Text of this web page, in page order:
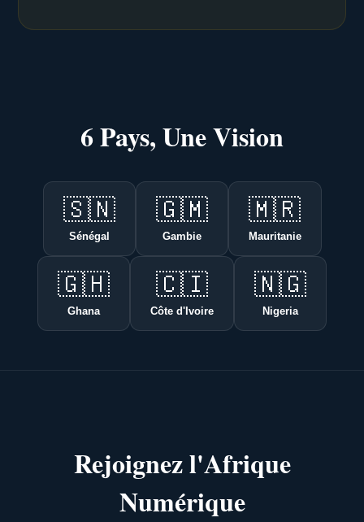
6 Pays, Une Vision
🇸🇳
Sénégal
🇬🇲
Gambie
🇲🇷
Mauritanie
🇬🇭
Ghana
🇨🇮
Côte d'Ivoire
🇳🇬
Nigeria
Rejoignez l'Afrique
Numérique